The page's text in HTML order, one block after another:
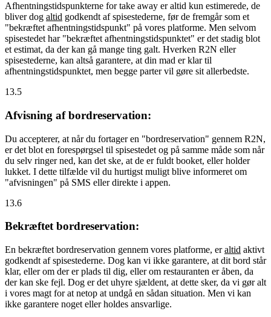
Afhentningstidspunkterne for take away er altid kun estimerede, de
bliver dog altid godkendt af spisestederne, før de fremgår som et
"bekræftet afhentningstidspunkt" på vores platforme. Men selvom
spisestedet har "bekræftet afhentningstidspunktet" er det stadig blot
et estimat, da der kan gå mange ting galt. Hverken R2N eller
spisestederne, kan altså garantere, at din mad er klar til
afhentningstidspunktet, men begge parter vil gøre sit allerbedste.
13.5
Afvisning af bordreservation:
Du accepterer, at når du fortager en "bordreservation" gennem R2N,
er det blot en forespørgsel til spisestedet og på samme måde som når
du selv ringer ned, kan det ske, at de er fuldt booket, eller holder
lukket. I dette tilfælde vil du hurtigst muligt blive informeret om
"afvisningen" på SMS eller direkte i appen.
13.6
Bekræftet bordreservation:
En bekræftet bordreservation gennem vores platforme, eraltid aktivt
godkendt af spisestederne. Dog kan vi ikke garantere, at dit bord står
klar, eller om der er plads til dig, eller om restauranten er åben, da
der kan ske fejl. Dog er det uhyre sjældent, at dette sker, da vi gør alt
i vores magt for at netop at undgå en sådan situation. Men vi kan
ikke garantere noget eller holdes ansvarlige.